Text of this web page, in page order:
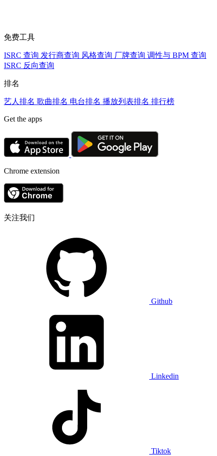
免费工具
ISRC 查询 发行商查询 风格查询 厂牌查询 调性与 BPM 查询
ISRC 反向查询
排名
艺人排名 歌曲排名 电台排名 播放列表排名 排行榜
Get the apps
Chrome extension
关注我们
Github
Linkedin
Tiktok